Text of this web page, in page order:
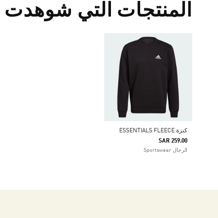
المنتجات التي شوهدت
كنزة ESSENTIALS FLEECE
SAR 259.00
الرجال Sportswear